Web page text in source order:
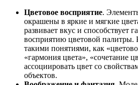
Цветовое восприятие.
окрашены в яркие и мягкие
развивает вкус и способствует
восприятию цветовой палитры.
такими понятиями, как
«гармония цвета», «сочетание
ассоциировать цвет со
объектов.